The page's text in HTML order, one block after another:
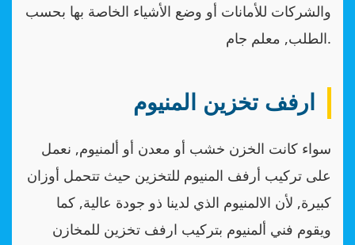
والشركات للأمانات أو وضع الأشياء الخاصة بها بحسب
الطلب, معلم جام.
ارفف تخزين المنيوم
سواء كانت الخزن خشب أو معدن أو ألمنيوم, نعمل
على تركيب أرفف المنيوم للتخزين حيث تتحمل أوزان
كبيرة, لأن الالمنيوم الذي لدينا ذو جودة عالية, كما
ويقوم فني ألمنيوم بتركيب ارفف تخزين للمخازن